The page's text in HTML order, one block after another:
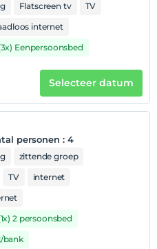
3 per kamer
gebracht
Flatscreen tv
TV
internet
Eenpersoonsbed
Selecteer datum
personen : 4
zittende groep
TV
internet
2 persoonsbed
bank